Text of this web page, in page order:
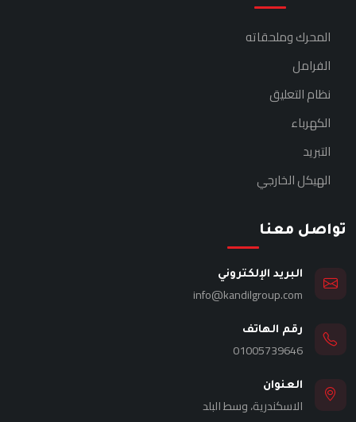
المحرك وملحقاته
الفرامل
نظام التعليق
الكهرباء
التبريد
الهيكل الخارجي
تواصل معنا
البريد الإلكتروني
info@kandilgroup.com
رقم الهاتف
01005739646
العنوان
الاسكندرية، وسط البلد